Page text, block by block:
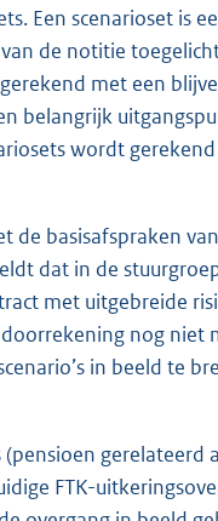
Een scenarioset is
de notitie
met een
belangrijk
wordt
de basisafspraken
dat in de
met uitgebreide
nog
in beeld te
FTK-